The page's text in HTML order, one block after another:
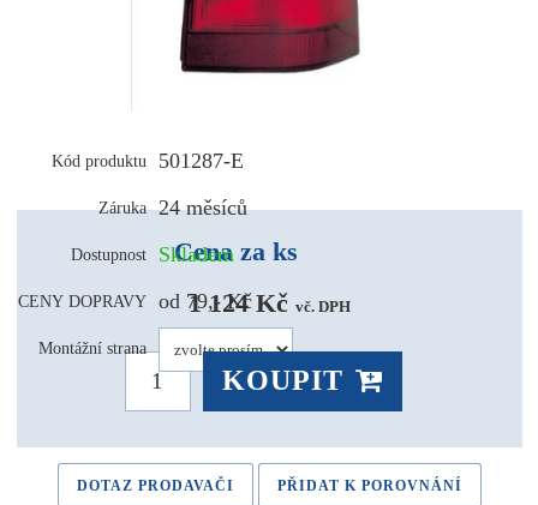
Kód produktu 501287-E
Záruka 24 měsíců
Dostupnost Skladem
CENY DOPRAVY od 79,- Kč
Montážní strana
Cena za ks
1 124 Kč vč. DPH
KOUPIT
DOTAZ PRODAVAČI PŘIDAT K POROVNÁNÍ